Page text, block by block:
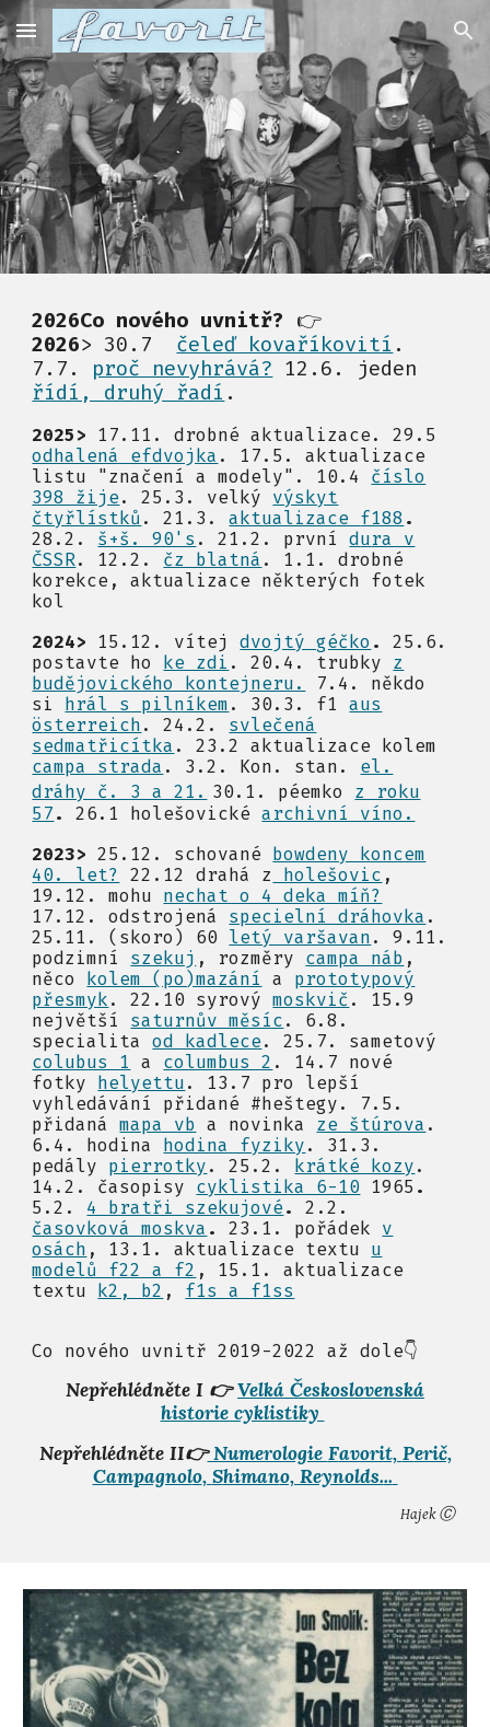
Skip to main content Skip to navigation
2026Co nového uvnitř?
👉
2026> 30.7 čeleď kovaříkovití .
7.7. proč nevyhrává? 12.6. jeden
řídí, druhý řadí .
2025> 17.11 . drobné aktualizace.29.5
odhalená efdvojka .
17.5. aktualizace
listu "značení a modely".
10.4 číslo
398 žije. 25. 3. velký výskyt
čtyřlístků . 21.3.aktualizace f188 .
28.2. š+š. 90's .21.2. prvnídura v
ČSSR. 12.2. čz blatná . 1.1. drobné
korekce, aktualizace některých fotek
kol
2024> 15.12. vítej dvojtý géčko .25.6.
postavte ho ke zdi . 20.4. trubky z
budějovického kontejneru.
7.4. někdo
si hrál s pilníkem . 30.3. f1aus
österreich . 24.2. svlečená
sedmatřicítka .
23.2 aktualizace kolem
campa strada . 3.2. Kon. stan. el.
dráhy č. 3 a 21. 30.1. péemko z roku
57 .26.1 holešovickéarchivní víno.
2023> 25.12. schované bowdeny koncem
40. let?
22.12 drahá z holešovic ,
19.12. mohu nechat o 4 deka míň?
17.12. odstrojená specielní dráhovka .
25.11. (skoro) 60 letý varšavan . 9.11.
podzimní szekuj , rozměry campa náb ,
něco kolem (po)mazání a prototypový
přesmyk . 22.10 syrovýmoskvič . 15.9
největší saturnův měsíc . 6.8.
specialitaod kadlece. 25.7. sametový
colubus 1
a columbus 2 .
14.7 nové
fotky helyettu . 13.7 pro lepší
vyhledávání přidané #heštegy. 7.5.
přidanámapa vb a novinka ze štúrova .
6.4. hodina hodina fyziky . 31.3.
pedály pierrotky . 25.2. krátké kozy .
14.2. časopisy cyklistika 6-10 1965 .
5.2. 4 bratři szekujové.2.2.
časovková moskva .23.1. pořádek v
osách , 13.1. aktualizace textu u
modelů f22 a f2 , 15.1. aktualizace
textu k2, b2 , f1s a f1ss
Co nového uvnitř 2019-2022 až dole👇
Nepřehlédněte I 👉Velká Československá
historie cyklistiky
Nepřehlédněte II👉Numerologie Favorit, Perič,
Campagnolo, Shimano, Reynolds...
Hajek Ⓒ